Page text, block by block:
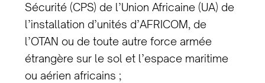
Sécurité (CPS) de l’Union Africaine (UA) de
l’installation d’unités d’AFRICOM, de
l’OTAN ou de toute autre force armée
étrangère sur le sol et l’espace maritime
ou aérien africains ;